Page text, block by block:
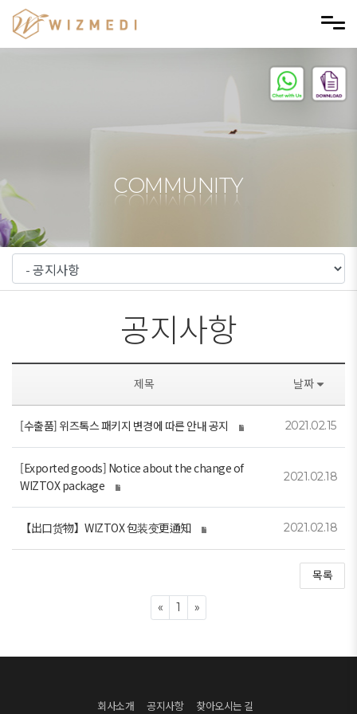
메뉴 건너뛰기
COMMUNITY
공지사항
제목 날짜
[수출품] 위즈톡스 패키지 변경에 따른 안내 공지 2021.02.15
[Exported goods] Notice about the change of
WIZTOX package
2021.02.18
【出口货物】WIZTOX 包装变更通知 2021.02.18
목록
«Previous
1 »Next
회사소개 공지사항 찾아오시는 길